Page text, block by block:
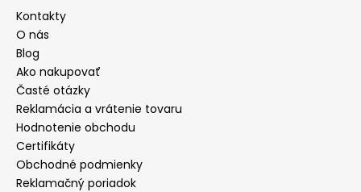
Kontakty
O nás
Blog
Ako nakupovať
Časté otázky
Reklamácia a vrátenie tovaru
Hodnotenie obchodu
Certifikáty
Obchodné podmienky
Reklamačný poriadok